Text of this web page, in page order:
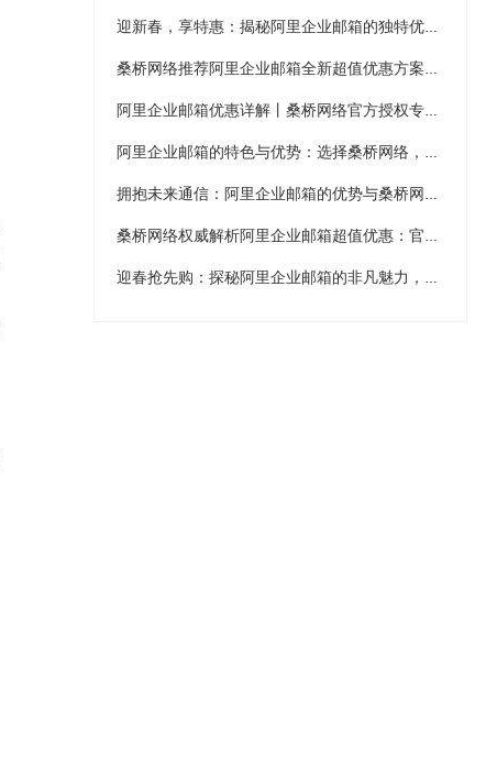
迎新春，享特惠：揭秘阿里企业邮箱的独特优势与桑桥网络优惠
桑桥网络推荐阿里企业邮箱全新超值优惠方案：5用户标准版仅600元/年起，买赠优惠多重加持，开启全球互联高效商务通讯新时代
阿里企业邮箱优惠详解丨桑桥网络官方授权专业服务推荐
阿里企业邮箱的特色与优势：选择桑桥网络，享新春优惠促销！
拥抱未来通信：阿里企业邮箱的优势与桑桥网络的魅力优惠
桑桥网络权威解析阿里企业邮箱超值优惠：官网600元/年标准版促销详解，买二送二、三送三、五送五方案助推全球邮件稳定及海外拓展商机
迎春抢先购：探秘阿里企业邮箱的非凡魅力，享桑桥独家优惠！